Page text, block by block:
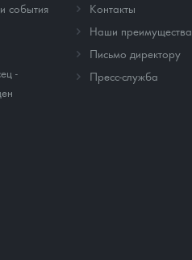
события
-
Контакты
Наши преимущества
Письмо директору
Пресс-служба